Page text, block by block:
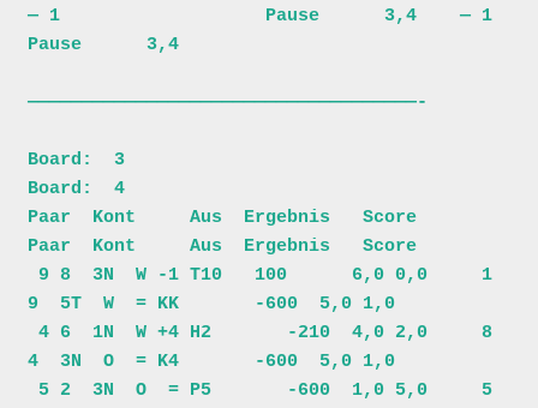
— 1                   Pause      3,4    — 1
Pause      3,4
————————————————————————————————————-
Board:  3
Board:  4
Paar  Kont     Aus  Ergebnis   Score
Paar  Kont     Aus  Ergebnis   Score
9  5T  W  = KK       -600  5,0 1,0
4  3N  O  = K4       -600  5,0 1,0